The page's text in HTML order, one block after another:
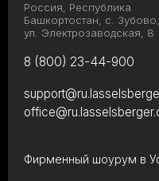
Россия, Республика
Башкортостан, с. Зубово,
ул. Электрозаводская, 8
8 (800) 23-44-900
Фирменный шоурум в